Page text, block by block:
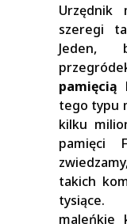
Urzędnik
szeregi
Jeden,
pamięcią
tego typu
kilku
pamięci
takich
tysiące.
maleńkie